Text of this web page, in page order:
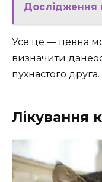
Дослідження
Усе це — певна
визначити
пухнастого друга.
Лікування